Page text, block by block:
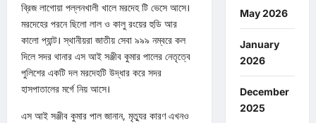
ব্রিজ লাগোয়া পল্লনখালী খালে মরদেহ টি ভেসে আসে।
মরদেহের পরনে ছিলো লাল ও কালু রংয়ের হুডি আর
কালো প্যান্ট। স্থানীয়রা জাতীয় সেবা ৯৯৯ নম্বরে কল
দিলে সদর থানার এস আই সঞ্জীব কুমার পালের নেতৃত্বে
পুলিশের একটি দল মরদেহটি উদ্ধার করে সদর
হাসপাতালের মর্গে নিয় আসে।
এস আই সঞ্জীব কুমার পাল জানান, মৃত্যুর কারণ এখনও
May 2026
January
2026
December
2025